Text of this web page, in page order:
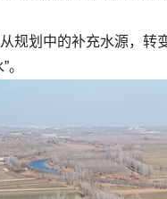
规划中的补充水源，